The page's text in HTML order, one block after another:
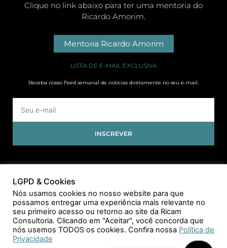
Clique no link abaixo para ter uma mentoria do
Ricardo Amorim.
Mentoria Ricardo Amorim
LISTA DE E-MAIL EXCLUSIVA
Receba nosso Feed semanal de notícias diretamente no seu e-mail.
INSCREVER
LGPD & Cookies
Nós usamos cookies no nosso website para que
possamos entregar uma experiência mais relevante no
seu primeiro acesso ou retorno ao site da Ricam
Consultoria. Clicando em "Aceitar", você concorda que
nós usemos TODOS os cookies. Confira nossa Política de
Privacidade